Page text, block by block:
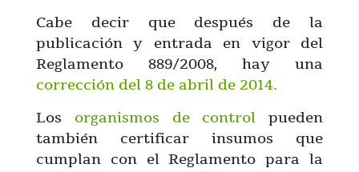
Cabe decir que después de la
publicación y entrada en vigor del
Reglamento 889/2008, hay una
corrección del 8 de abril de 2014.
Los organismos de control pueden
también certificar insumos que
cumplan con el Reglamento para la